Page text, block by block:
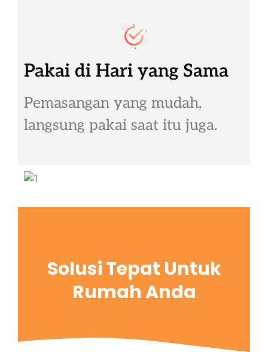
Pakai di Hari yang Sama
Pemasangan yang mudah,
langsung pakai saat itu juga.
Solusi Tepat Untuk
Rumah Anda